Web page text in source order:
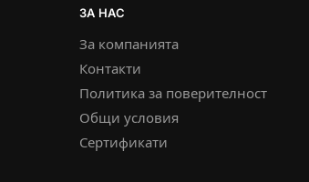
ЗА НАС
За компанията
Контакти
Политика за поверителност
Общи условия
Сертификати